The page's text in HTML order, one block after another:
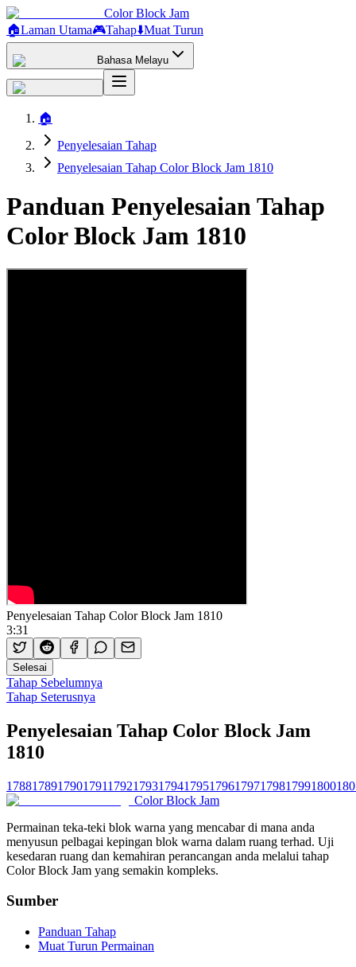
Color Block Jam
🏠Laman Utama🎮Tahap⬇️Muat Turun
Bahasa Melayu
🏠
Penyelesaian Tahap
Penyelesaian Tahap Color Block Jam 1810
Panduan Penyelesaian Tahap
Color Block Jam 1810
Penyelesaian Tahap Color Block Jam 1810
3:31
Selesai
Tahap Sebelumnya
Tahap Seterusnya
Penyelesaian Tahap Color Block Jam
1810
1788178917901791179217931794179517961797179817991800
Color Block Jam
Permainan teka-teki blok warna yang mencabar di mana anda
menyusun pelbagai kepingan blok warna dalam ruang terhad. Uji
kesedaran ruang dan kemahiran perancangan anda melalui tahap
Color Block Jam yang semakin kompleks.
Sumber
Panduan Tahap
Muat Turun Permainan